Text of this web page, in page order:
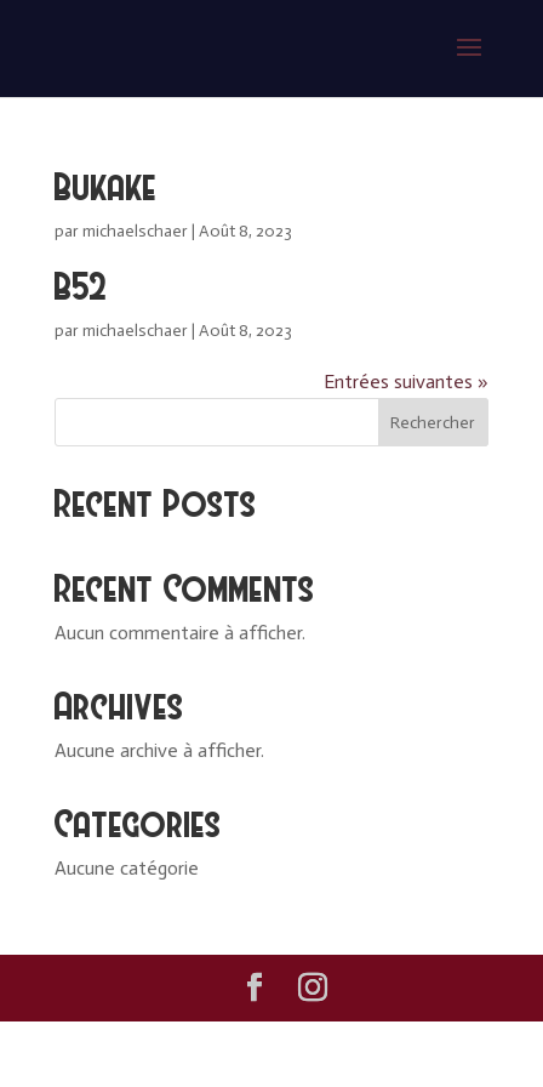
Bukake
parmichaelschaer| Août 8, 2023
B52
parmichaelschaer| Août 8, 2023
Entrées suivantes »
Rechercher
Recent Posts
Recent Comments
Aucun commentaire à afficher.
Archives
Aucune archive à afficher.
Categories
Aucune catégorie